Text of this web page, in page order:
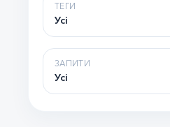
ТЕГИ
Усі
ЗАПИТИ
Усі